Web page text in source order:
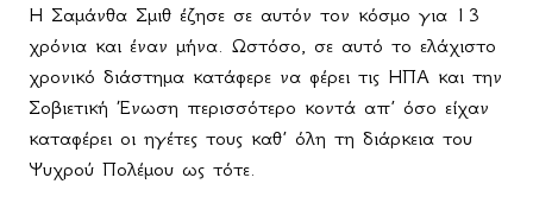
Η Σαμάνθα Σμιθ έζησε σε αυτόν τον κόσμο για 13
χρόνια και έναν μήνα. Ωστόσο, σε αυτό το ελάχιστο
χρονικό διάστημα κατάφερε να φέρει τις ΗΠΑ και την
Σοβιετική Ένωση περισσότερο κοντά απ’ όσο είχαν
καταφέρει οι ηγέτες τους καθ’ όλη τη διάρκεια του
Ψυχρού Πολέμου ως τότε.